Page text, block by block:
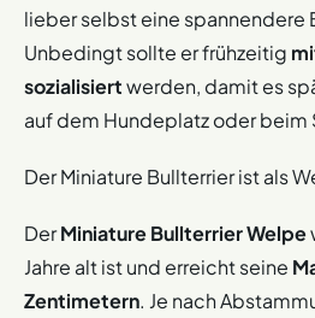
schwarz, gestromt, rot, rehbraun
vorsichtig solltet ihr bei
Tiere gelten als besonders
lieber selbst eine spannendere
Unbedingt sollte er frühzeitig
sozialisiertwerden, damit es
auf dem Hundeplatz oder beim
Der Miniature Bullterrier ist als
DerMiniature Bullterrier Welpe
Jahre alt ist und erreicht seine
Zentimetern. Je nach